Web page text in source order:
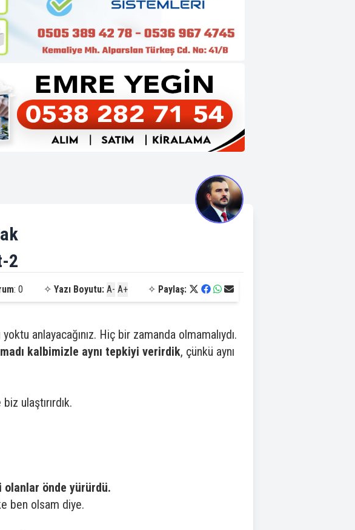
2
: 0 ✧ Yazı Boyutu: A- A+ ✧ Paylaş:
anlayacağınız. Hiç bir zamanda olmamalıydı.
kalbimizle aynı tepkiyi verirdik, çünkü aynı
ulaştırırdık.
önde yürürdü.
ben olsam diye.